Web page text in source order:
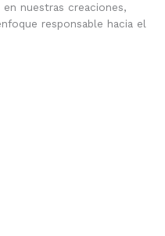
nuestras creaciones,
responsable hacia el